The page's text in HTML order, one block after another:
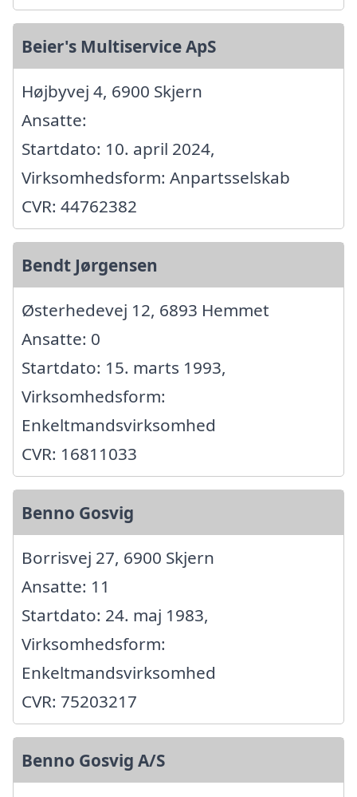
Beier's Multiservice ApS
Højbyvej 4, 6900 Skjern
Ansatte:
Startdato: 10. april 2024,
Virksomhedsform: Anpartsselskab
CVR: 44762382
Bendt Jørgensen
Østerhedevej 12, 6893 Hemmet
Ansatte: 0
Startdato: 15. marts 1993,
Virksomhedsform:
Enkeltmandsvirksomhed
CVR: 16811033
Benno Gosvig
Borrisvej 27, 6900 Skjern
Ansatte: 11
Startdato: 24. maj 1983,
Virksomhedsform:
Enkeltmandsvirksomhed
CVR: 75203217
Benno Gosvig A/S